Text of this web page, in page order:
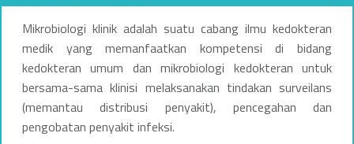
Mikrobiologi klinik adalah suatu cabang ilmu kedokteran
medik yang memanfaatkan kompetensi di bidang
kedokteran umum dan mikrobiologi kedokteran untuk
bersama-sama klinisi melaksanakan tindakan surveilans
(memantau distribusi penyakit), pencegahan dan
pengobatan penyakit infeksi.